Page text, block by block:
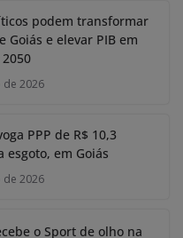
podem transformar
Goiás e elevar PIB em
de 2026
PPP de R$ 10,3
esgoto, em Goiás
de 2026
o Sport de olho na